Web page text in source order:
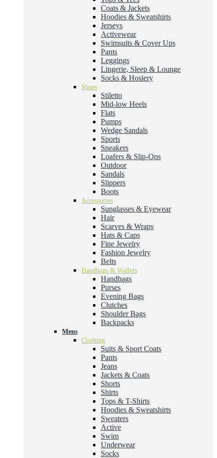
Coats & Jackets
Hoodies & Sweatshirts
Jerseys
Activewear
Swimsuits & Cover Ups
Pants
Leggings
Lingerie, Sleep & Lounge
Socks & Hosiery
Shoes
Stiletto
Mid-low Heels
Flats
Pumps
Wedge Sandals
Sports
Sneakers
Loafers & Slip-Ons
Outdoor
Sandals
Slippers
Boots
Accessories
Sunglasses & Eyewear
Hair
Scarves & Wraps
Hats & Caps
Fine Jewelry
Fashion Jewelry
Belts
Handbags & Wallets
Handbags
Purses
Evening Bags
Clutches
Shoulder Bags
Backpacks
Mens
Clothing
Suits & Sport Coats
Pants
Jeans
Jackets & Coats
Shorts
Shirts
Tops & T-Shirts
Hoodies & Sweatshirts
Sweaters
Active
Swim
Underwear
Socks